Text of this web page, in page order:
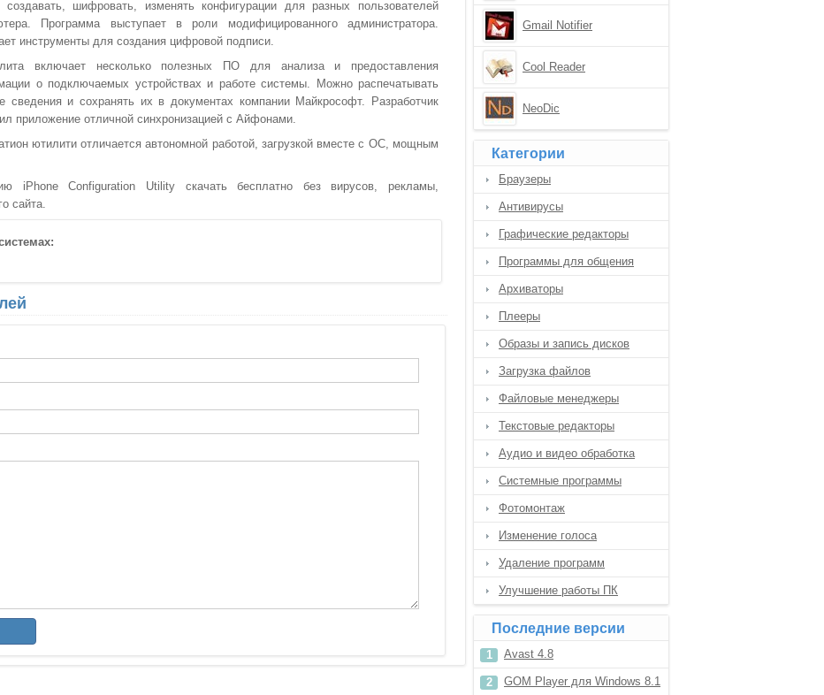
шифровать, изменять конфигурации для разных пользователей
Программа выступает в роли модифицированного администратора.
инструменты для создания цифровой подписи.
включает несколько полезных ПО для анализа и предоставления
о подключаемых устройствах и работе системы. Можно распечатывать
сведения и сохранять их в документах компании Майкрософт. Разработчик
приложение отличной синхронизацией с Айфонами.
ютилити отличается автономной работой, загрузкой вместе с ОС, мощным
iPhone Configuration Utility скачать бесплатно без вирусов, рекламы,
сайта.
Gmail Notifier
Cool Reader
NeoDic
Категории
Браузеры
Антивирусы
Графические редакторы
Программы для общения
Архиваторы
Плееры
Образы и запись дисков
Загрузка файлов
Файловые менеджеры
Текстовые редакторы
Аудио и видео обработка
Системные программы
Фотомонтаж
Изменение голоса
Удаление программ
Улучшение работы ПК
Последние версии
Avast 4.8
GOM Player для Windows 8.1